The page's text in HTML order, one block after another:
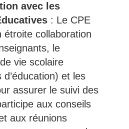
avec les
: Le CPE
étroite collaboration
le
vie scolaire
d’éducation) et les
assurer le suivi des
aux conseils
aux réunions